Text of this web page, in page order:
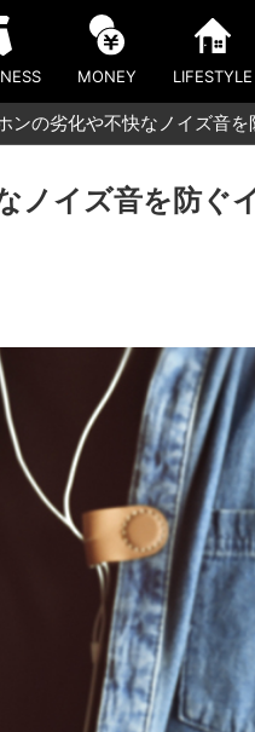
MONEY LIFESTYLE
ンの劣化や不快なノイズ音
ノイズ音を防ぐ